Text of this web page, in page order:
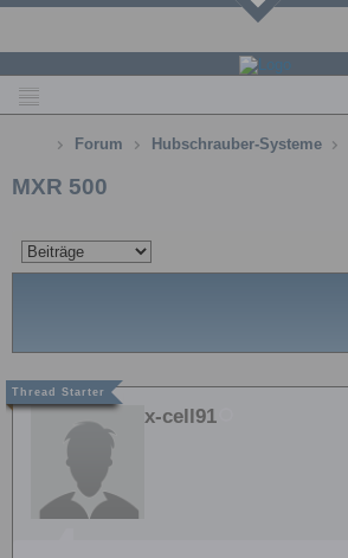
Forum Hubschrauber-Systeme
MXR 500
x-cell91